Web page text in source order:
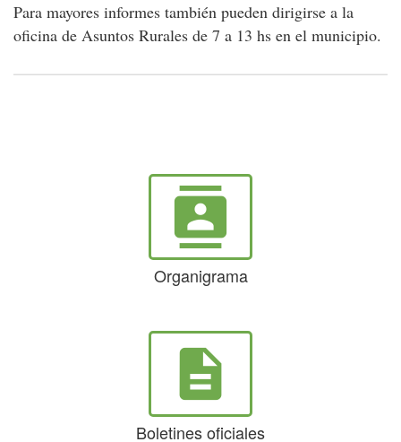
Para mayores informes también pueden dirigirse a la
oficina de Asuntos Rurales de 7 a 13 hs en el municipio.
contacts
Organigrama
description
Boletines oficiales